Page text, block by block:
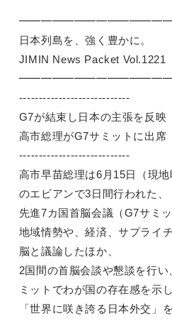
メールマガ
日本列島を、強く豊かに。
JIMIN News Packet Vol.1221
----------------------------
G7が結束し日本の主張を反映
高市総理がG7サミットに出席
----------------------------
高市早苗総理は6月15日（現
のエビアンで3日間行われた、
先進7カ国首脳会議（G7サミ
地域情勢や、経済、サプライ
脳と議論したほか、
2国間の首脳会談や懇談を行
ミットでわが国の存在感を示し
「世界に咲き誇る日本外交」